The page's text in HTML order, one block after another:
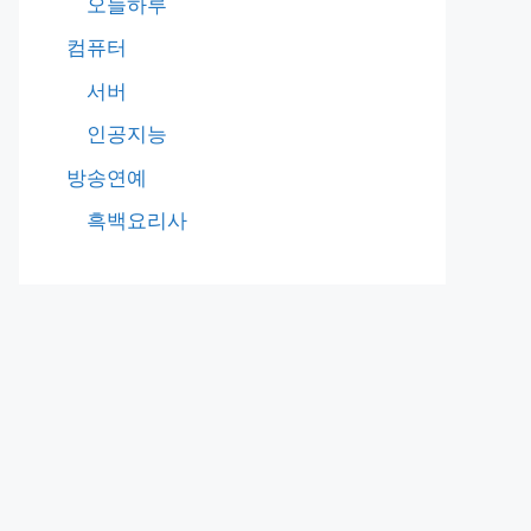
컴퓨터
서버
인공지능
방송연예
흑백요리사